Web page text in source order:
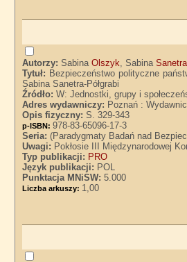
Autorzy:SabinaOlszyk, Sabina
Tytuł: Bezpieczeństwo polityczne
Sabina Sanetra-Półgrabi
Źródło:W: Jednostki, grupy i
Adres wydawniczy: Poznań :
Opis fizyczny:S. 329-343
p-ISBN:978-83-65096-17-3
Seria:(Paradygmaty Badań nad
Uwagi: Pokłosie III Międzynarodowej
Typ publikacji: PRO
Język publikacji: POL
Punktacja MNiSW:5.000
Liczba arkuszy: 1,00